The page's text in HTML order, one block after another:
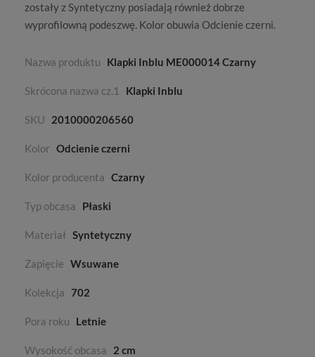
zostały zSyntetyczny posiadają również dobrze
wyprofilowną podeszwę. Kolor obuwia Odcienie czerni.
Nazwa produktu Klapki Inblu ME000014 Czarny
Skrócona nazwa cz.1 Klapki Inblu
SKU 2010000206560
Kolor Odcienie czerni
Kolor producenta Czarny
Typ obcasa Płaski
Materiał Syntetyczny
Zapięcie Wsuwane
Kolekcja 702
Pora roku Letnie
Wysokość obcasa 2 cm